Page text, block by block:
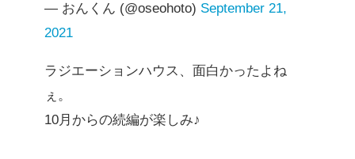
— おんくん (@oseohoto) September 21,
2021
ラジエーションハウス、面白かったよね
ぇ。
10月からの続編が楽しみ♪